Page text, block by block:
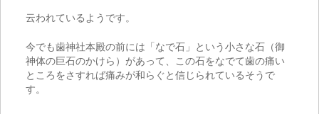
云われているようです。
今でも歯神社本殿の前には「なで石」という小さな石（御
神体の巨石のかけら）があって、この石をなでて歯の痛い
ところをさすれば痛みが和らぐと信じられているそうで
す。